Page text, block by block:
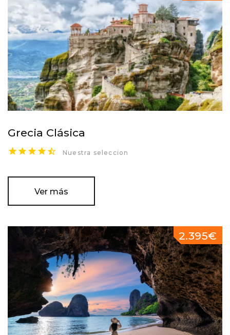
Grecia Clásica
Nuestra seleccion
Ver más
2.395€